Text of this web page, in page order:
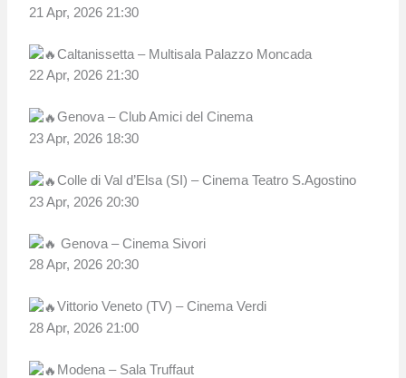
21 Apr, 2026 21:30
Caltanissetta – Multisala Palazzo Moncada
22 Apr, 2026 21:30
Genova – Club Amici del Cinema
23 Apr, 2026 18:30
Colle di Val d’Elsa (SI) – Cinema Teatro S.Agostino
23 Apr, 2026 20:30
Genova – Cinema Sivori
28 Apr, 2026 20:30
Vittorio Veneto (TV) – Cinema Verdi
28 Apr, 2026 21:00
Modena – Sala Truffaut